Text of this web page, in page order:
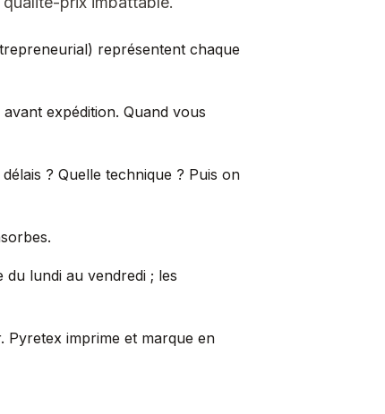
représentent chaque
expédition. Quand vous
? Quelle technique ? Puis on
lundi au vendredi ; les
Pyretex imprime et marque en